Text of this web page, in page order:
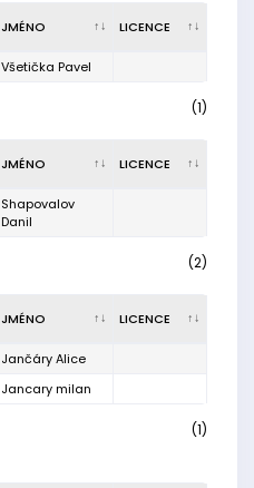
JMÉNO LICENCE
Všetička Pavel
(1)
JMÉNO LICENCE
Shapovalov
Danil
(2)
JMÉNO LICENCE
Jančáry Alice
Jancary milan
(1)